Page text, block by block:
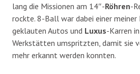
lang die Missionen am 14″-Röhren-
rockte. 8-Ball war dabei einer meiner
geklauten Autos und Luxus-Karren
Werkstätten umspritzten, damit sie
mehr erkannt werden konnten.